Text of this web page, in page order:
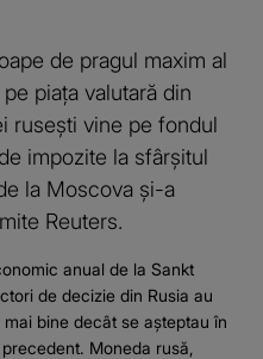
de pragul maxim al
piaţa valutară din
rusești vine pe fondul
impozite la sfârşitul
la Moscova şi-a
Reuters.
anual de la Sankt
de decizie din Rusia au
bine decât se așteptau în
Moneda rusă,